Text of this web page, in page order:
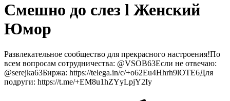
Смешно до слез l Женский
Юмор
Развлекательное сообщество для прекрасного настроения!По
всем вопросам сотрудничества: @VSOB63Если не отвечаю:
@serejka63Биржа: https://telega.in/c/+o62Eu4Hhrh9lOTE6Для
подруги: https://t.me/+EM8u1hZYyLpjY2Iy